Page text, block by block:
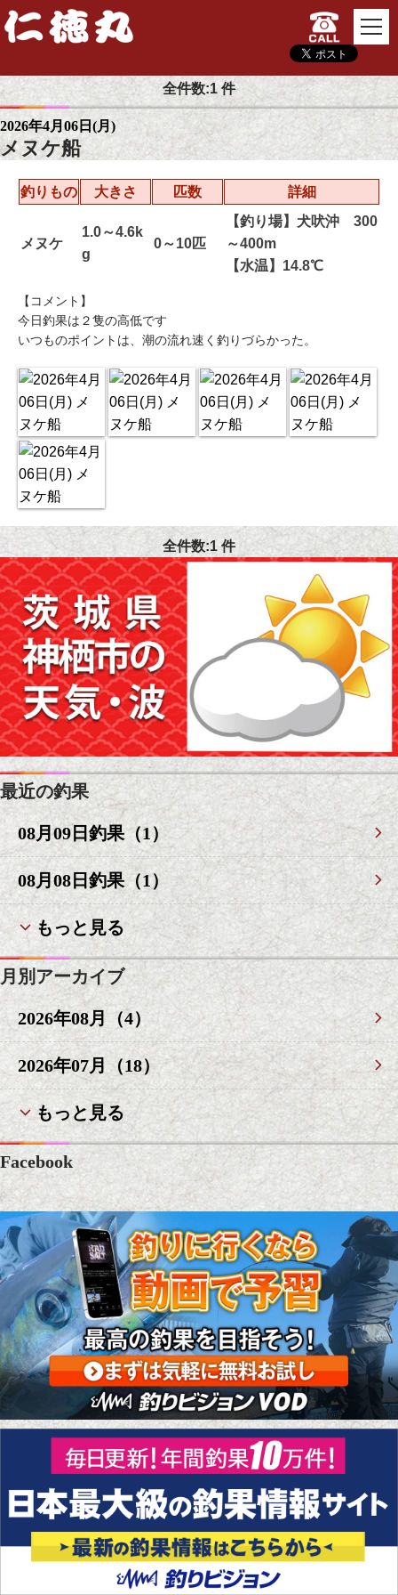
全件数:1 件
2026年4月06日(月)
メヌケ船
釣りもの 大きさ 匹数 詳細
メヌケ
1.0～4.6k
g
0～10匹
【釣り場】犬吠沖 300
～400m
【水温】14.8℃
【コメント】
今日釣果は２隻の高低です
いつものポイントは、潮の流れ速く釣りづらかった。
全件数:1 件
最近の釣果
08月09日釣果（1）
08月08日釣果（1）
もっと見る
月別アーカイブ
2026年08月（4）
2026年07月（18）
もっと見る
Facebook